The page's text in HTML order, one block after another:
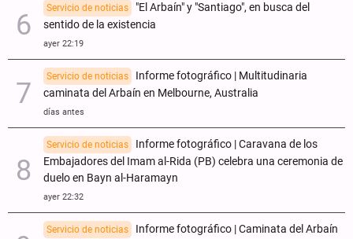
Servicio de noticias
"El Arbaín" y "Santiago", en busca del
sentido de la existencia
ayer 22:19
Servicio de noticias
Informe fotográfico | Multitudinaria
caminata del Arbaín en Melbourne, Australia
días antes
Servicio de noticias
Informe fotográfico | Caravana de los
Embajadores del Imam al-Rida (PB) celebra una ceremonia de
duelo en Bayn al-Haramayn
ayer 22:32
Servicio de noticias
Informe fotográfico | Caminata del Arbaín